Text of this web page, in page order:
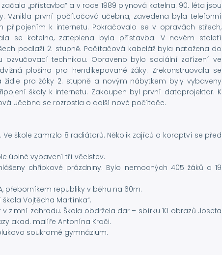
„přístavba“ a v roce 1989 plynová kotelna. 90. léta jsou
Vznikla první počítačová učebna, zavedena byla telefonní
k internetu. Pokračovalo se v opravách střech,
se kotelna, zateplena byla přístavba. V novém století
podlaží 2. stupně. Počítačová kabeláž byla natažena do
technikou. Opraveno bylo sociální zařízení ve
plošina pro hendikepované žáky. Zrekonstruovala se
pro žáky 2. stupně a novým nábytkem byly vybaveny
školy k internetu. Zakoupen byl první dataprojektor. K
učebna se rozrostla o další nové počítače.
Ve škole zamrzlo 8 radiátorů. Několik zajíců a koroptví se před
úplné vybavení tří včelstev.
chřipkové prázdniny. Bylo nemocných 405 žáků a 19
přeborníkem republiky v běhu na 60m.
škola Vojtěcha Martínka“.
zimní zahradu. Škola obdržela dar – sbírku 10 obrazů Josefa
akad. malíře Antonína Kroči.
soukromé gymnázium.